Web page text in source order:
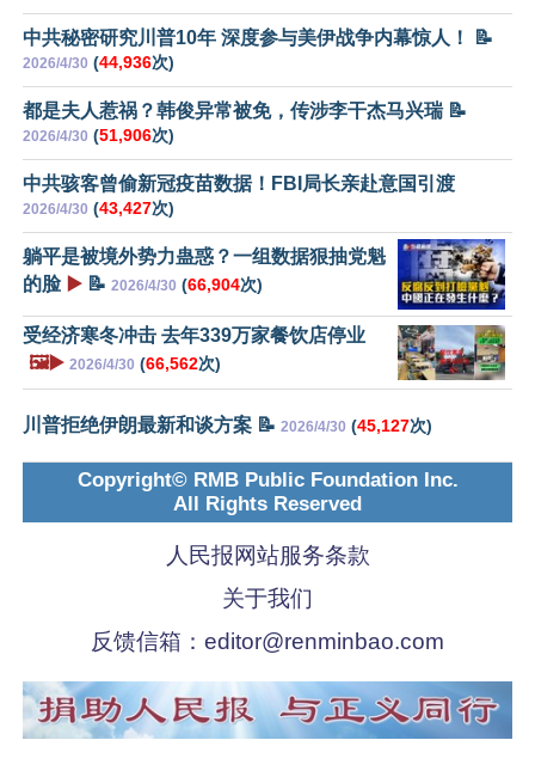
中共秘密研究川普10年 深度参与美伊战争内幕惊人！ 📝
2026/4/30 (44,936次)
都是夫人惹祸？韩俊异常被免，传涉李干杰马兴瑞 📝
2026/4/30 (51,906次)
中共骇客曾偷新冠疫苗数据！FBI局长亲赴意国引渡
2026/4/30 (43,427次)
躺平是被境外势力蛊惑？一组数据狠抽党魁
的脸 ▶️ 📝 2026/4/30 (66,904次)
受经济寒冬冲击 去年339万家餐饮店停业
🖼️▶️ 2026/4/30 (66,562次)
川普拒绝伊朗最新和谈方案 📝 2026/4/30 (45,127次)
Copyright© RMB Public Foundation Inc.
All Rights Reserved
人民报网站服务条款
关于我们
反馈信箱： editor@renminbao.com